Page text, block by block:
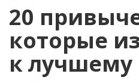
20
которые
к лучшему